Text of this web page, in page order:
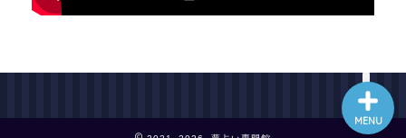
MENU
最新記事動画